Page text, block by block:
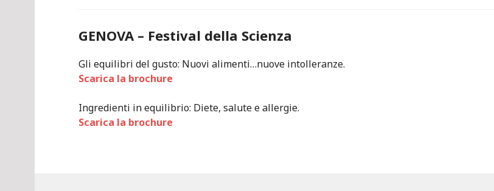
GENOVA – Festival della Scienza
Gli equilibri del gusto: Nuovi alimenti…nuove intolleranze.
Scarica la brochure
Ingredienti in equilibrio: Diete, salute e allergie.
Scarica la brochure